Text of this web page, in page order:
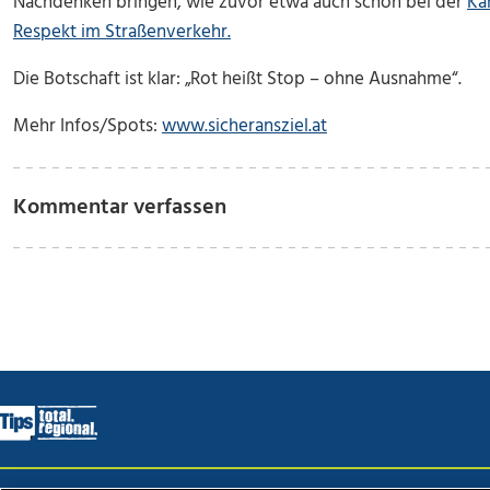
Respekt im Straßenverkehr.
Die Botschaft ist klar: „Rot heißt Stop – ohne Ausnahme“.
Mehr Infos/Spots:www.sicheransziel.at
Kommentar verfassen